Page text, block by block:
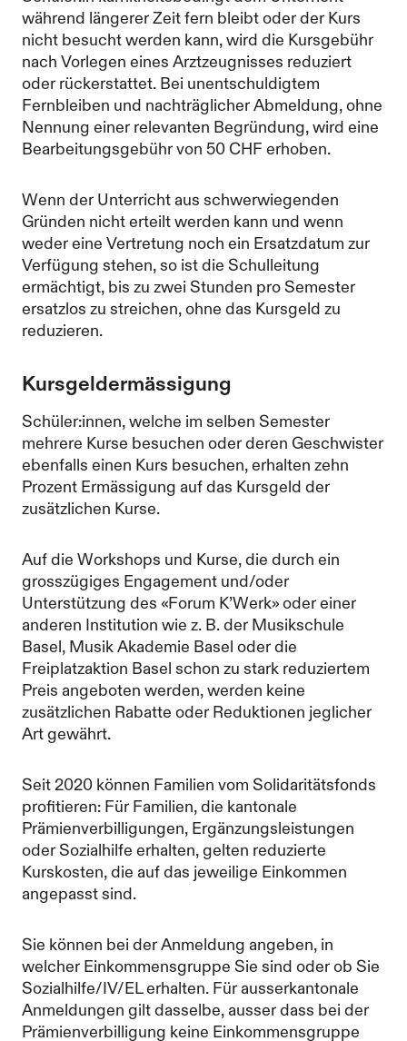
während längerer Zeit fern bleibt oder der Kurs
nicht besucht werden kann, wird die Kursgebühr
nach Vorlegen eines Arztzeugnisses reduziert
oder rückerstattet. Bei unentschuldigtem
Fernbleiben und nachträglicher Abmeldung, ohne
Nennung einer relevanten Begründung, wird eine
Bearbeitungsgebühr von 50 CHF erhoben.
Wenn der Unterricht aus schwerwiegenden
Gründen nicht erteilt werden kann und wenn
weder eine Vertretung noch ein Ersatzdatum zur
Verfügung stehen, so ist die Schulleitung
ermächtigt, bis zu zwei Stunden pro Semester
ersatzlos zu streichen, ohne das Kursgeld zu
reduzieren.
Kursgeldermässigung
Schüler:innen, welche im selben Semester
mehrere Kurse besuchen oder deren Geschwister
ebenfalls einen Kurs besuchen, erhalten zehn
Prozent Ermässigung auf das Kursgeld der
zusätzlichen Kurse.
Auf die Workshops und Kurse, die durch ein
grosszügiges Engagement und/oder
Unterstützung des «Forum K’Werk» oder einer
anderen Institution wie z. B. der Musikschule
Basel, Musik Akademie Basel oder die
Freiplatzaktion Basel schon zu stark reduziertem
Preis angeboten werden, werden keine
zusätzlichen Rabatte oder Reduktionen jeglicher
Art gewährt.
Seit 2020 können Familien vom Solidaritätsfonds
profitieren: Für Familien, die kantonale
Prämienverbilligungen, Ergänzungsleistungen
oder Sozialhilfe erhalten, gelten reduzierte
Kurskosten, die auf das jeweilige Einkommen
angepasst sind.
Sie können bei der Anmeldung angeben, in
welcher Einkommensgruppe Sie sind oder ob Sie
Sozialhilfe/IV/EL erhalten. Für ausserkantonale
Anmeldungen gilt dasselbe, ausser dass bei der
Prämienverbilligung keine Einkommensgruppe